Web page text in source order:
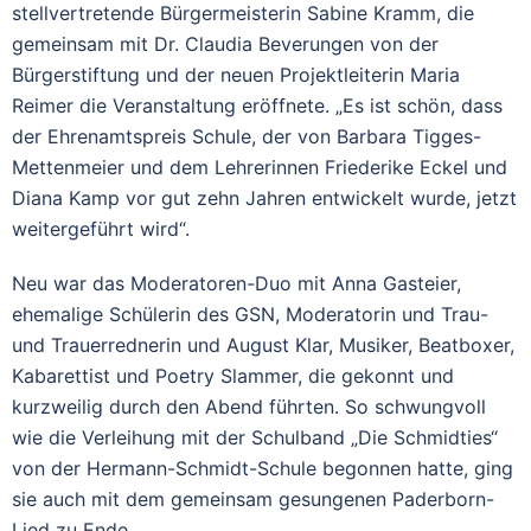
stellvertretende Bürgermeisterin Sabine Kramm, die
gemeinsam mit Dr. Claudia Beverungen von der
Bürgerstiftung und der neuen Projektleiterin Maria
Reimer die Veranstaltung eröffnete. „Es ist schön, dass
der Ehrenamtspreis Schule, der von Barbara Tigges-
Mettenmeier und dem Lehrerinnen Friederike Eckel und
Diana Kamp vor gut zehn Jahren entwickelt wurde, jetzt
weitergeführt wird“.
Neu war das Moderatoren-Duo mit Anna Gasteier,
ehemalige Schülerin des GSN, Moderatorin und Trau-
und Trauerrednerin und August Klar, Musiker, Beatboxer,
Kabarettist und Poetry Slammer, die gekonnt und
kurzweilig durch den Abend führten. So schwungvoll
wie die Verleihung mit der Schulband „Die Schmidties“
von der Hermann-Schmidt-Schule begonnen hatte, ging
sie auch mit dem gemeinsam gesungenen Paderborn-